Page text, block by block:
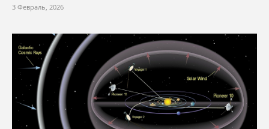
3 Февраль, 2026